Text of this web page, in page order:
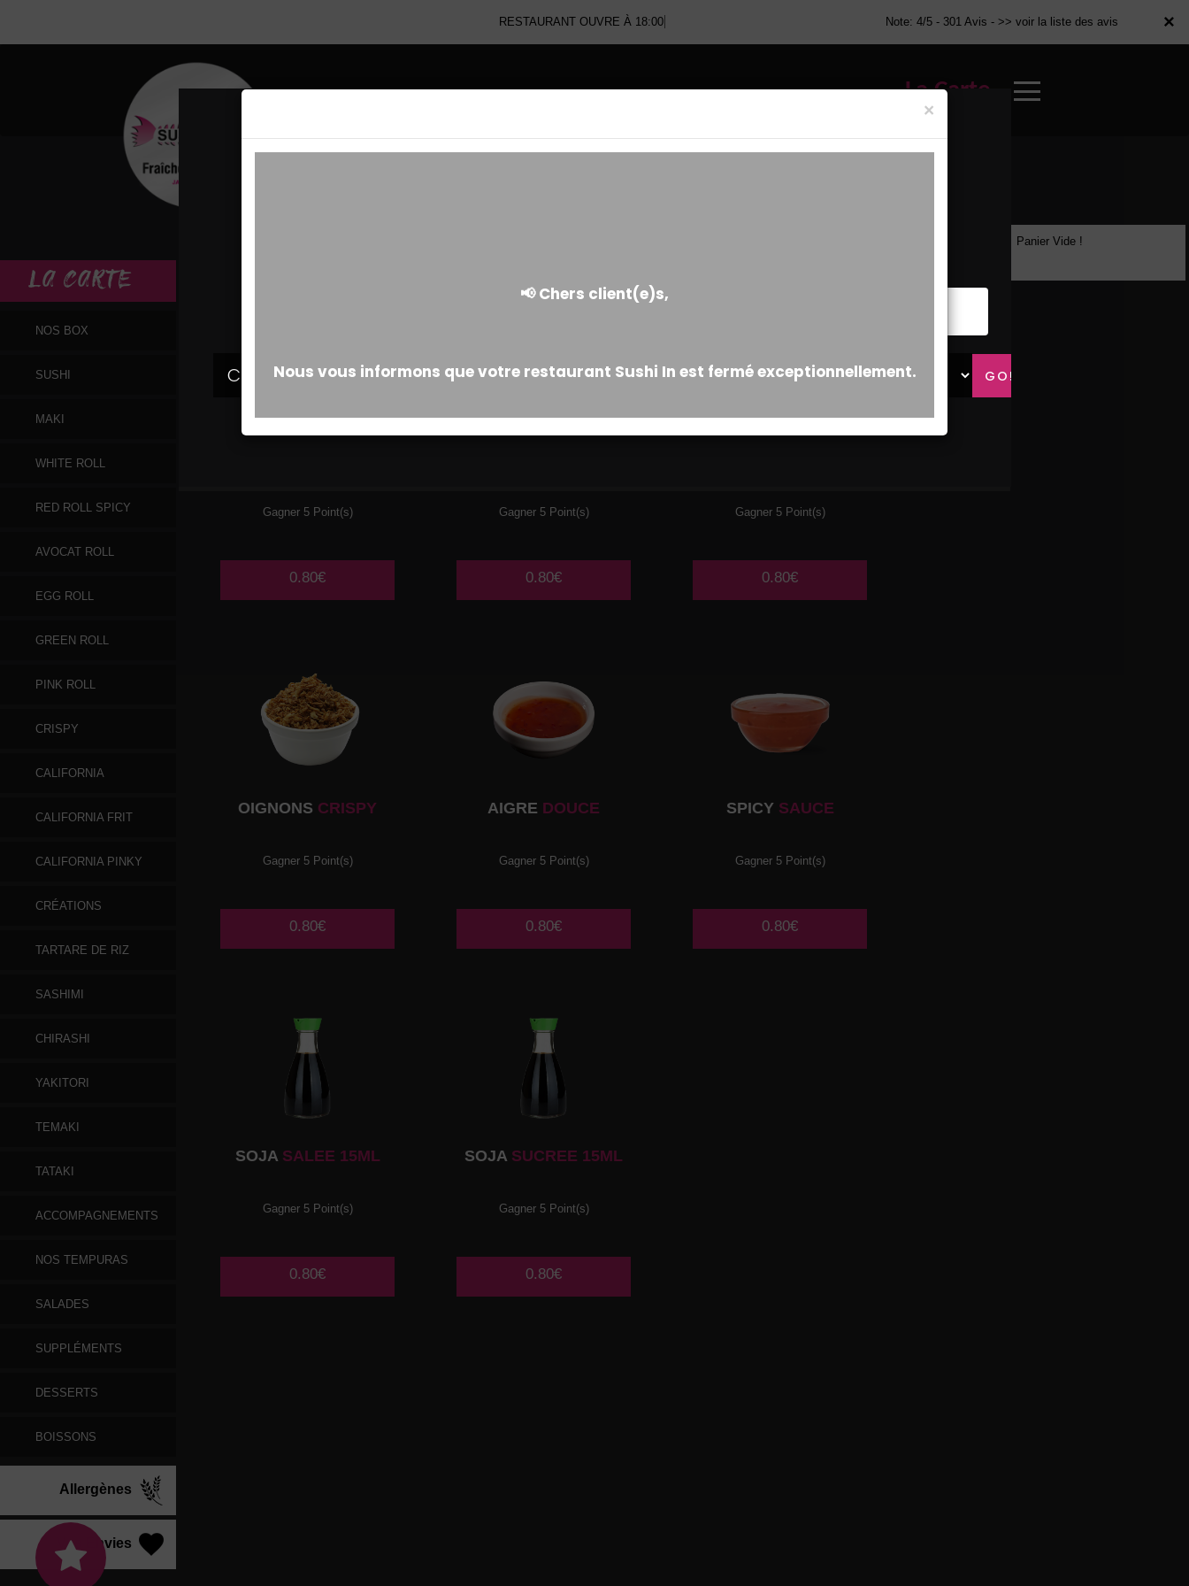
×
RESTAURANT OUVRE À 18:00 Note: 4/5 - 301 Avis - >> voir la liste des avis
La Carte
×
LA CARTE
NOS BOX
SUSHI
MAKI
WHITE ROLL
RED ROLL SPICY
AVOCAT ROLL
EGG ROLL
GREEN ROLL
PINK ROLL
CRISPY
CALIFORNIA
CALIFORNIA FRIT
CALIFORNIA PINKY
CRÉATIONS
TARTARE DE RIZ
SASHIMI
CHIRASHI
YAKITORI
TEMAKI
TATAKI
ACCOMPAGNEMENTS
NOS TEMPURAS
SALADES
SUPPLÉMENTS
DESSERTS
BOISSONS
Allergènes
Vos Envies
Gagner 5 Point(s)
0.80€
Gagner 5 Point(s)
0.80€
Gagner 5 Point(s)
0.80€
OIGNONS CRISPY
Gagner 5 Point(s)
0.80€
AIGRE DOUCE
Gagner 5 Point(s)
0.80€
SPICYSAUCE
Gagner 5 Point(s)
0.80€
SOJASALEE 15ML
Gagner 5 Point(s)
0.80€
SOJA SUCREE 15ML
Gagner 5 Point(s)
0.80€
Panier Vide !
×